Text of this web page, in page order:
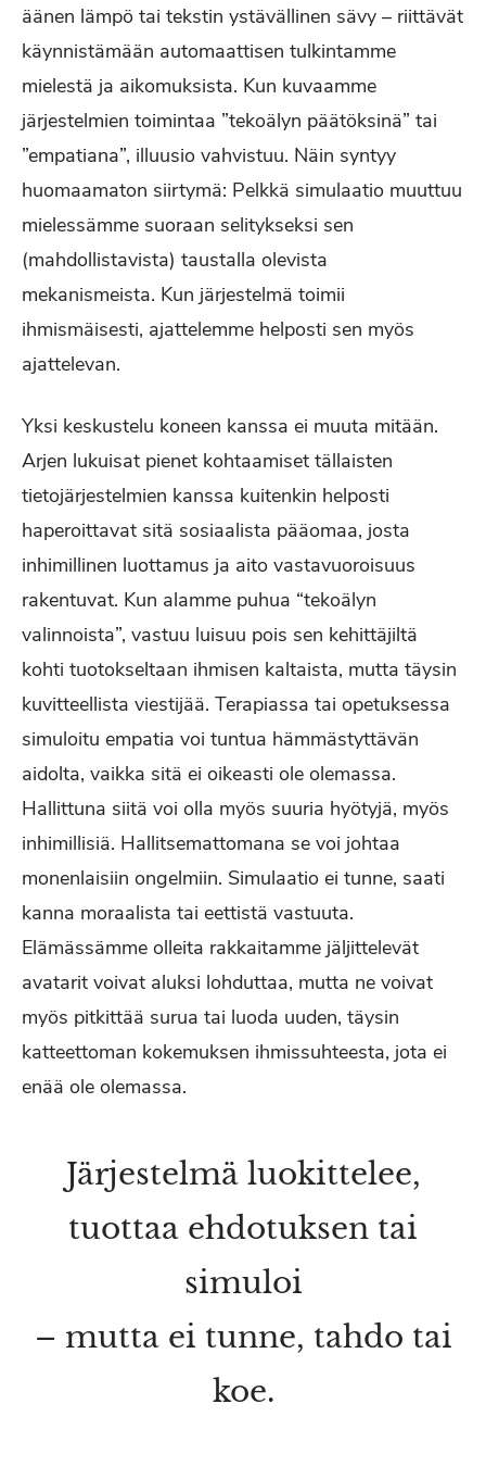
äänen lämpö tai tekstin ystävällinen sävy – riittävät
käynnistämään automaattisen tulkintamme
mielestä ja aikomuksista. Kun kuvaamme
järjestelmien toimintaa ”tekoälyn päätöksinä” tai
”empatiana”, illuusio vahvistuu. Näin syntyy
huomaamaton siirtymä: Pelkkä simulaatio muuttuu
mielessämme suoraan selitykseksi sen
(mahdollistavista) taustalla olevista
mekanismeista. Kun järjestelmä toimii
ihmismäisesti, ajattelemme helposti sen myös
ajattelevan.
Yksi keskustelu koneen kanssa ei muuta mitään.
Arjen lukuisat pienet kohtaamiset tällaisten
tietojärjestelmien kanssa kuitenkin helposti
haperoittavat sitä sosiaalista pääomaa, josta
inhimillinen luottamus ja aito vastavuoroisuus
rakentuvat. Kun alamme puhua “tekoälyn
valinnoista”, vastuu luisuu pois sen kehittäjiltä
kohti tuotokseltaan ihmisen kaltaista, mutta täysin
kuvitteellista viestijää. Terapiassa tai opetuksessa
simuloitu empatia voi tuntua hämmästyttävän
aidolta, vaikka sitä ei oikeasti ole olemassa.
Hallittuna siitä voi olla myös suuria hyötyjä, myös
inhimillisiä. Hallitsemattomana se voi johtaa
monenlaisiin ongelmiin. Simulaatio ei tunne, saati
kanna moraalista tai eettistä vastuuta.
Elämässämme olleita rakkaitamme jäljittelevät
avatarit voivat aluksi lohduttaa, mutta ne voivat
myös pitkittää surua tai luoda uuden, täysin
katteettoman kokemuksen ihmissuhteesta, jota ei
enää ole olemassa.
Järjestelmä luokittelee,
tuottaa ehdotuksen tai
simuloi
– mutta ei tunne, tahdo tai
koe.